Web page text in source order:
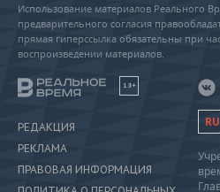
Использование материалов Реального
предварительного согласия
прямая гиперссылка обязательны при
воспроизведении материалов.
18+
РЕДАКЦИЯ
РЕКЛАМА
ПРАВОВАЯ ИНФОРМАЦИЯ
RU